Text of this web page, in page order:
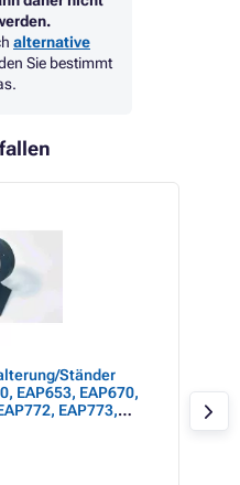
alternative
Sie bestimmt
Ständer
EAP653, EAP670,
EAP773,